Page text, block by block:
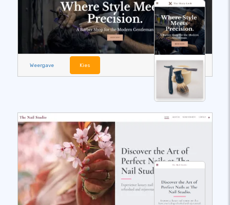
Weergave Kies